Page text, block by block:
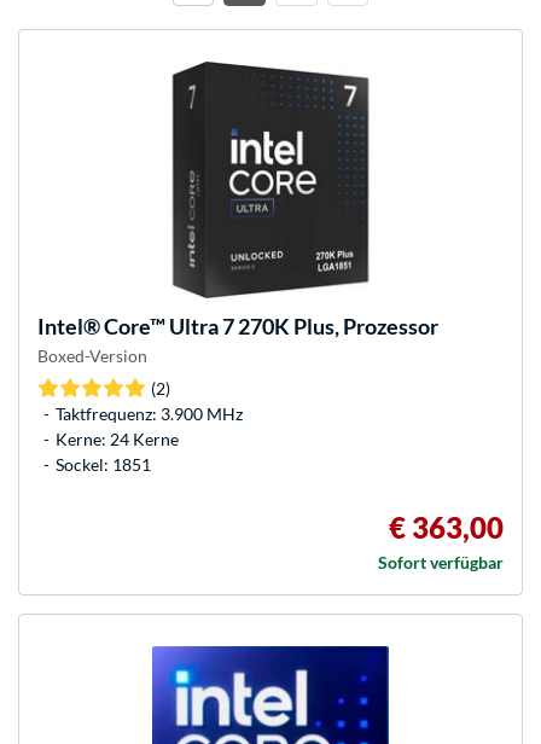
Intel®Core™ Ultra 7 270K Plus, Prozessor
Boxed-Version
(2)
Taktfrequenz: 3.900 MHz
Kerne: 24 Kerne
Sockel: 1851
€ 363,00
Sofort verfügbar